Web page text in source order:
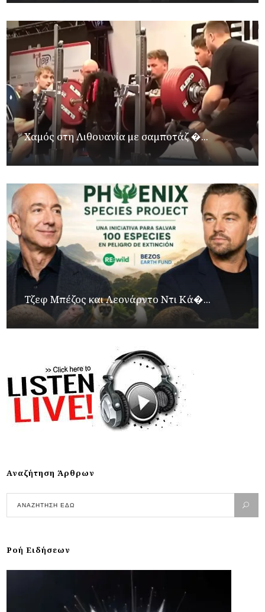
Χαμός στη Λιθουανία με σαμποτάζ �...
Τζεφ Μπέζος και Λεονάρντο Ντι Κά�...
Αναζήτηση Άρθρων
Ροή Ειδήσεων